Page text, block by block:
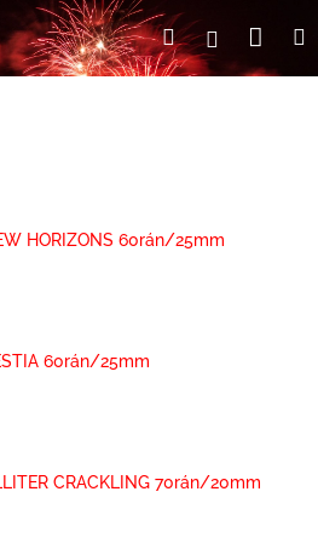
Hľadať
HORIZONS 60rán/25mm
60rán/25mm
CRACKLING 70rán/20mm